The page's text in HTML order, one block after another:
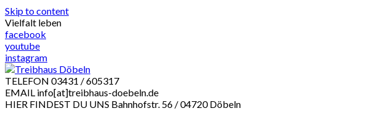
Skip to content
Vielfalt leben
facebook
youtube
instagram
TELEFON 03431 / 605317
EMAIL info[at]treibhaus-doebeln.de
HIER FINDEST DU UNS Bahnhofstr. 56 / 04720 Döbeln